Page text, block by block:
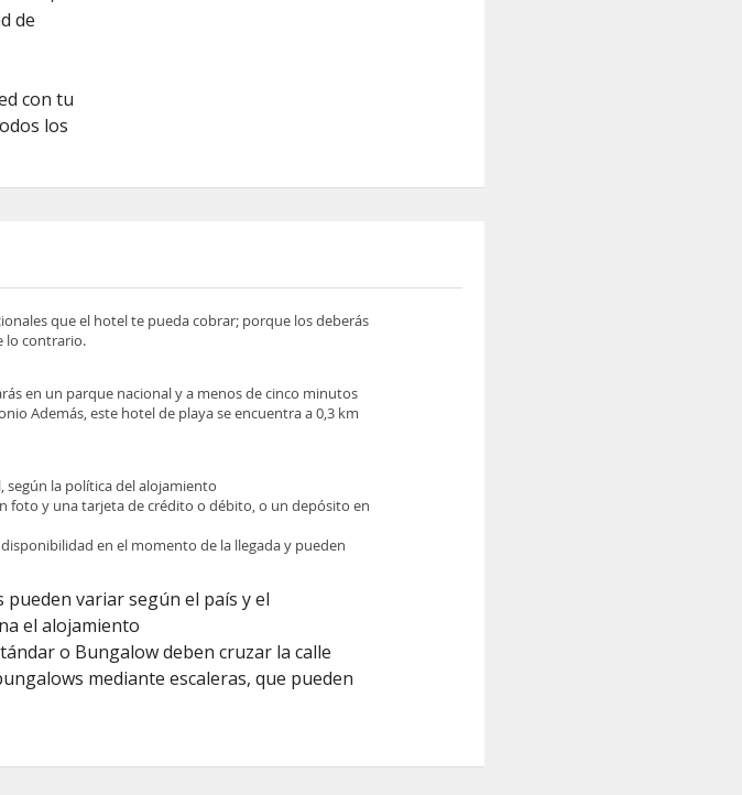
de
con tu
los
que el hotel te pueda cobrar; porque los deberás
lo contrario.
en un parque nacional y a menos de cinco minutos
Además, este hotel de playa se encuentra a 0,3 km
según la política del alojamiento
foto y una tarjeta de crédito o débito, o un depósito en
en el momento de la llegada y pueden
variar según el país y el
el alojamiento
o Bungalow deben cruzar la calle
mediante escaleras, que pueden